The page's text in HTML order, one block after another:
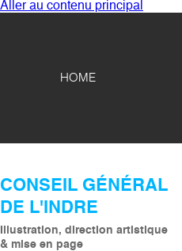
Aller au contenu principal
HOME
CONSEIL GÉNÉRAL
DE L'INDRE
Illustration, direction artistique
& mise en page